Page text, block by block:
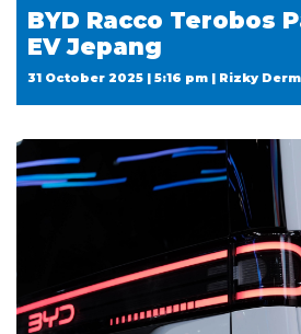
BYD Racco Terobos
EV Jepang
31 October 2025 | 5:16 pm | Rizky